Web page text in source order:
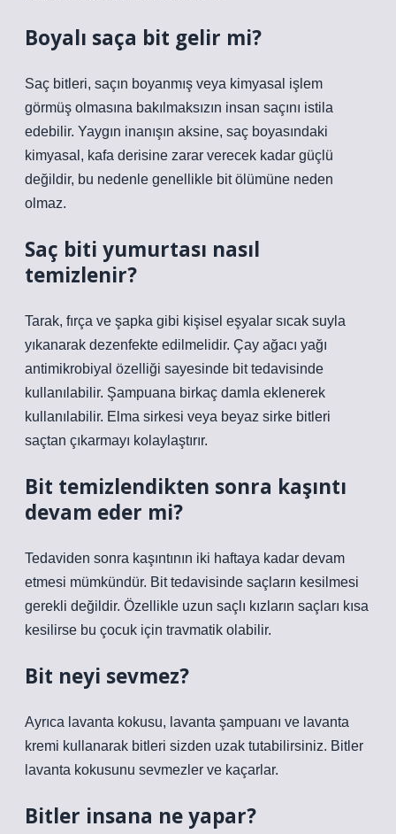
Boyalı saça bit gelir mi?
Saç bitleri, saçın boyanmış veya kimyasal işlem
görmüş olmasına bakılmaksızın insan saçını istila
edebilir. Yaygın inanışın aksine, saç boyasındaki
kimyasal, kafa derisine zarar verecek kadar güçlü
değildir, bu nedenle genellikle bit ölümüne neden
olmaz.
Saç biti yumurtası nasıl
temizlenir?
Tarak, fırça ve şapka gibi kişisel eşyalar sıcak suyla
yıkanarak dezenfekte edilmelidir. Çay ağacı yağı
antimikrobiyal özelliği sayesinde bit tedavisinde
kullanılabilir. Şampuana birkaç damla eklenerek
kullanılabilir. Elma sirkesi veya beyaz sirke bitleri
saçtan çıkarmayı kolaylaştırır.
Bit temizlendikten sonra kaşıntı
devam eder mi?
Tedaviden sonra kaşıntının iki haftaya kadar devam
etmesi mümkündür. Bit tedavisinde saçların kesilmesi
gerekli değildir. Özellikle uzun saçlı kızların saçları kısa
kesilirse bu çocuk için travmatik olabilir.
Bit neyi sevmez?
Ayrıca lavanta kokusu, lavanta şampuanı ve lavanta
kremi kullanarak bitleri sizden uzak tutabilirsiniz. Bitler
lavanta kokusunu sevmezler ve kaçarlar.
Bitler insana ne yapar?